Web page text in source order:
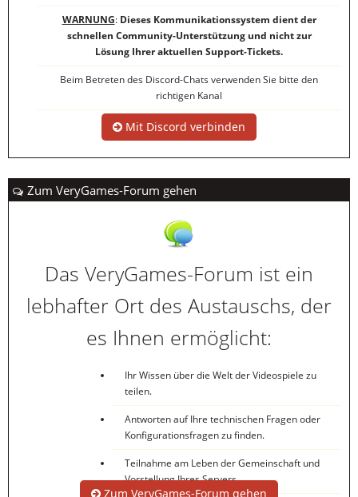
WARNUNG: Dieses Kommunikationssystem dient der
schnellen Community-Unterstützung und nicht zur
Lösung Ihrer aktuellen Support-Tickets.
Beim Betreten des Discord-Chats verwenden Sie bitte den
richtigen Kanal
Mit Discord verbinden
Zum VeryGames-Forum gehen
Das VeryGames-Forum ist ein
lebhafter Ort des Austauschs, der
es Ihnen ermöglicht:
Ihr Wissen über die Welt der Videospiele zu
teilen.
Antworten auf Ihre technischen Fragen oder
Konfigurationsfragen zu finden.
Teilnahme am Leben der Gemeinschaft und
Vorstellung Ihres Servers.
Zum VeryGames-Forum gehen